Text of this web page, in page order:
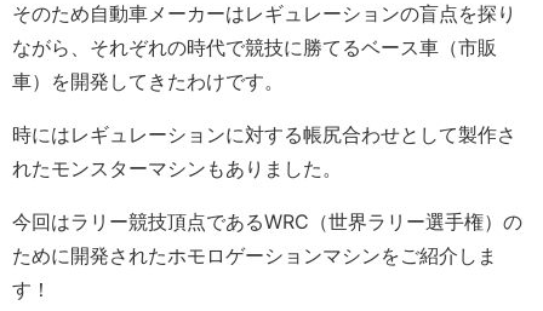
そのため自動車メーカーはレギュレーションの盲点を探り
ながら、それぞれの時代で競技に勝てるベース車（市販
車）を開発してきたわけです。
時にはレギュレーションに対する帳尻合わせとして製作さ
れたモンスターマシンもありました。
今回はラリー競技頂点であるWRC（世界ラリー選手権）の
ために開発されたホモロゲーションマシンをご紹介しま
す！